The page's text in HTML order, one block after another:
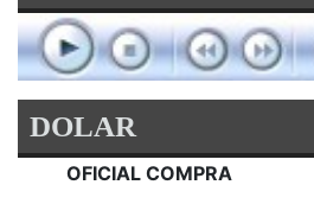
DOLAR
OFICIAL COMPRA